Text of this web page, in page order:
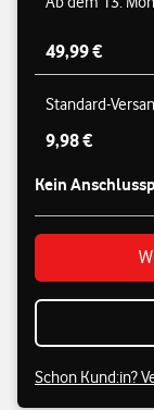
49,99 €
Standard-
9,98 €
Kein
Schon Kund:in?